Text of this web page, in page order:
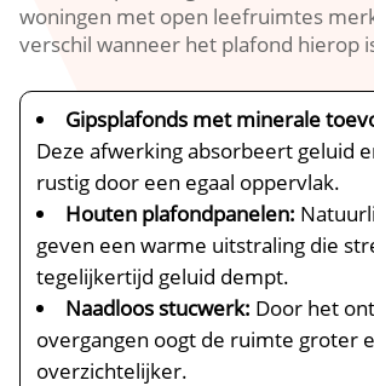
woningen met open leefruimtes
verschil wanneer het plafond hierop
Gipsplafonds met minerale
Deze afwerking absorbeert geluid
rustig door een egaal oppervlak.​
Houten plafondpanelen:
geven een warme uitstraling die
tegelijkertijd geluid dempt.​
Naadloos stucwerk: Door het
overgangen oogt de ruimte groter
overzichtelijker.​